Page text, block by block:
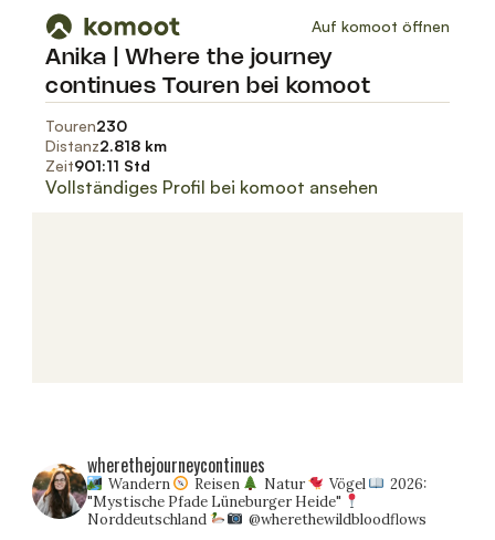
wherethejourneycontinues
Wandern Reisen Natur Vögel
2026:
"Mystische Pfade Lüneburger Heide"
Norddeutschland
@wherethewildbloodflows